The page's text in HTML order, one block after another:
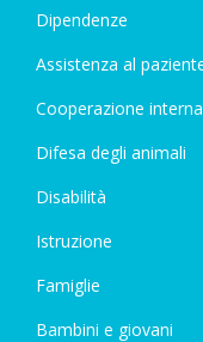
Dipendenze
Assistenza al
Cooperazione
Difesa degli animali
Disabilità
Istruzione
Famiglie
Bambini e giovani